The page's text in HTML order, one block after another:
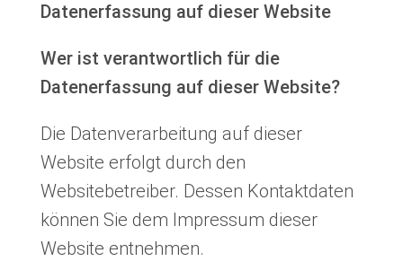
Datenerfassung auf dieser Website
Wer ist verantwortlich für die
Datenerfassung auf dieser Website?
Die Datenverarbeitung auf dieser
Website erfolgt durch den
Websitebetreiber. Dessen Kontaktdaten
können Sie dem Impressum dieser
Website entnehmen.